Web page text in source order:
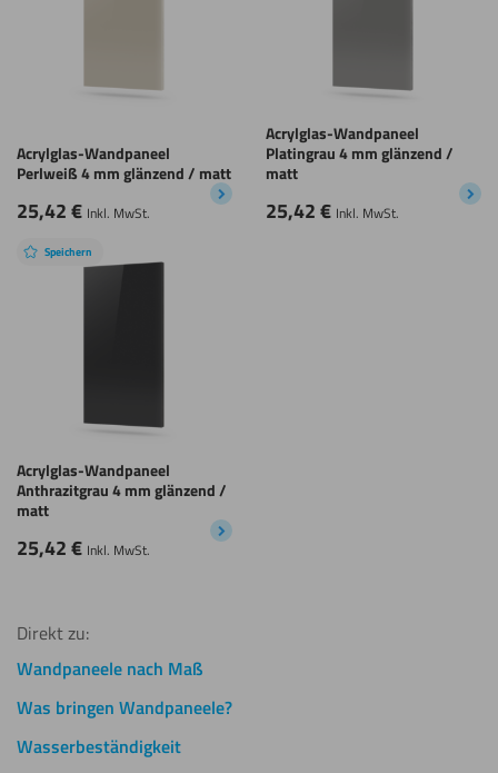
Acrylglas-Wandpaneel
Perlweiß 4 mm glänzend / matt
25,42€ Inkl. MwSt.
Acrylglas-Wandpaneel
Platingrau 4 mm glänzend /
matt
25,42€ Inkl. MwSt.
Speichern
Acrylglas-Wandpaneel
Anthrazitgrau 4 mm glänzend /
matt
25,42€ Inkl. MwSt.
Direkt zu:
Wandpaneele nach Maß
Was bringen Wandpaneele?
Wasserbeständigkeit